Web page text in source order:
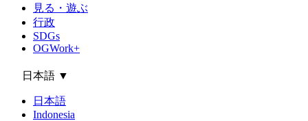
見る・遊ぶ
行政
SDGs
OGWork+
日本語 ▼
日本語
Indonesia